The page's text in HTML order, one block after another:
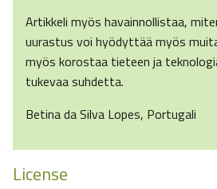
Artikkeli myös havainnollistaa,
uurastus voi hyödyttää myös
myös korostaa tieteen ja
tukevaa suhdetta.
Betina da Silva Lopes, Portugali
License